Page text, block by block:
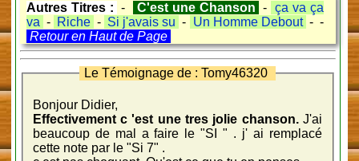
Autres Titres : - C'est une Chanson - ça va ça
va - Riche - Si j'avais su - Un Homme Debout - -
Retour en Haut de Page
Le Témoignage de : Tomy46320
Bonjour Didier,
Effectivement c 'est une tres jolie chanson. J'ai
beaucoup de mal a faire le "SI " . j' ai remplacé
cette note par le "Si 7" .